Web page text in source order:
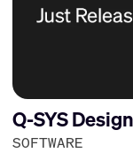
Q-SYS
SOFTWARE